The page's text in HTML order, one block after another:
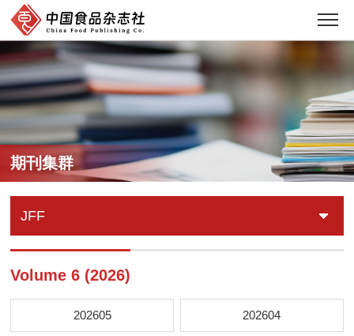
期刊集群
JFF
Volume 6 (2026)
202605 202604